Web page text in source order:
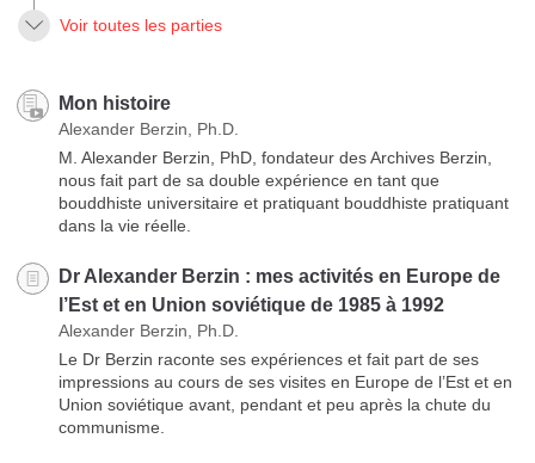
Voir toutes les parties
Mon histoire
Alexander Berzin, Ph.D.
M. Alexander Berzin, PhD, fondateur des Archives Berzin,
nous fait part de sa double expérience en tant que
bouddhiste universitaire et pratiquant bouddhiste pratiquant
dans la vie réelle.
Dr Alexander Berzin : mes activités en Europe de
l’Est et en Union soviétique de 1985 à 1992
Alexander Berzin, Ph.D.
Le Dr Berzin raconte ses expériences et fait part de ses
impressions au cours de ses visites en Europe de l’Est et en
Union soviétique avant, pendant et peu après la chute du
communisme.